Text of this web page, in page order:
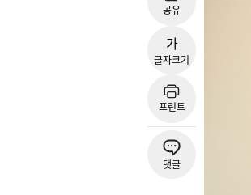
공유
가
글자크기
프린트
댓글